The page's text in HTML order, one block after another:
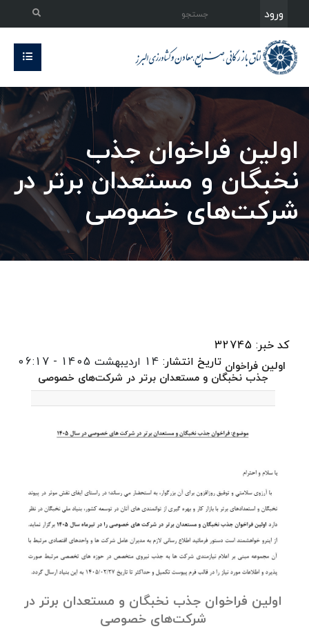
ورود
اولین فراخوان جذب
نخبگان و مستعدان برتر در
شرکت‌های خصوصی
کد خبر: 32745
تاریخ انتشار: 14 اردیبهشت 1405 - 06:17 اولین فراخوان
جذب نخبگان و مستعدان برتر در شرکت‌های خصوصی
اولین فراخوان جذب نخبگان و مستعدان برتر در
شرکت‌های خصوصی